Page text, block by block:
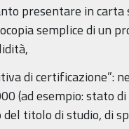
presentare in carta
semplice di un
di certificazione”:
(ad esempio: stato
titolo di studio, di